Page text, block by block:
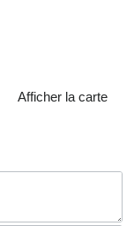
Afficher la carte